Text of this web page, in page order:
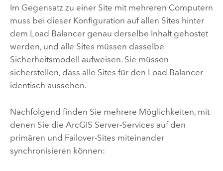
Im Gegensatz zu einer Site mit mehreren Computern
muss bei dieser Konfiguration auf allen Sites hinter
dem Load Balancer genau derselbe Inhalt gehostet
werden, und alle Sites müssen dasselbe
Sicherheitsmodell aufweisen. Sie müssen
sicherstellen, dass alle Sites für den Load Balancer
identisch aussehen.
Nachfolgend finden Sie mehrere Möglichkeiten, mit
denen Sie die ArcGIS Server-Services auf den
primären und Failover-Sites miteinander
synchronisieren können: